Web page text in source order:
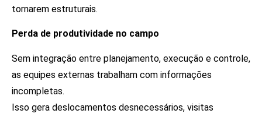
tornarem estruturais.
Perda de produtividade no campo
Sem integração entre planejamento, execução e controle,
as equipes externas trabalham com informações
incompletas.
Isso gera deslocamentos desnecessários, visitas